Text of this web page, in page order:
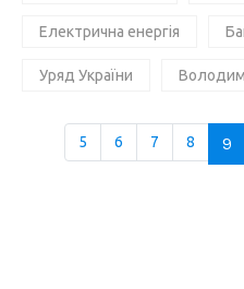
Електрична енергія
Уряд України
5 6 7 8 9